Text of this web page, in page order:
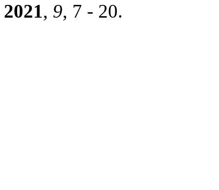
2021, 9, 7 - 20.